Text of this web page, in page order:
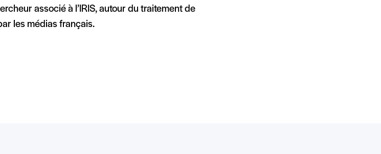
associé à l’IRIS, autour du traitement de
les médias français.